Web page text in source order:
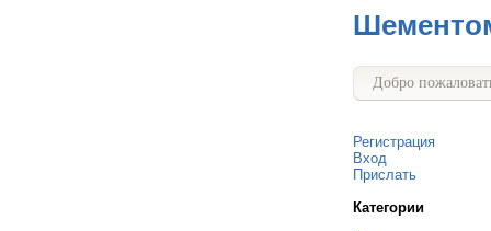
Добро
Регистрация
Вход
Прислать
Категории